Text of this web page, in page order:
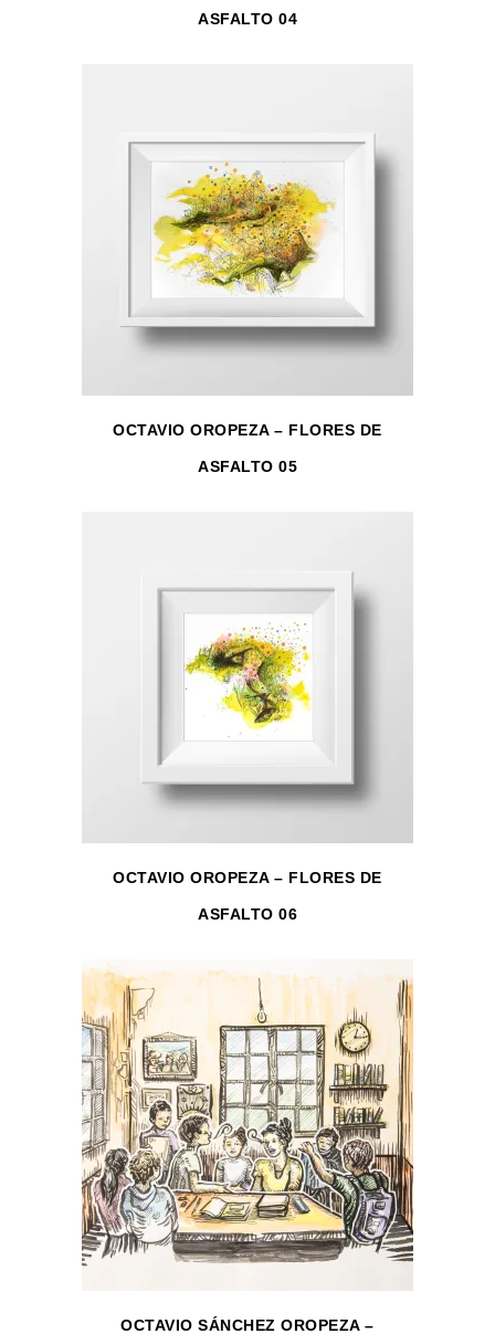
ASFALTO 04
OCTAVIO OROPEZA – FLORES DE
ASFALTO 05
OCTAVIO OROPEZA – FLORES DE
ASFALTO 06
OCTAVIO SÁNCHEZ OROPEZA –